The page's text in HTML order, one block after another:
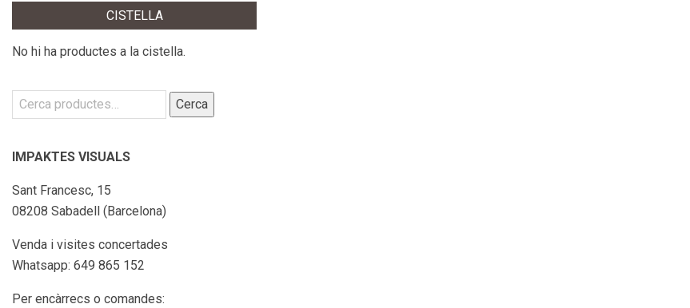
CISTELLA
No hi ha productes a la cistella.
Cerca: Cerca
IMPAKTES VISUALS
Sant Francesc, 15
08208 Sabadell (Barcelona)
Venda i visites concertades
Whatsapp: 649 865 152
Per encàrrecs o comandes: